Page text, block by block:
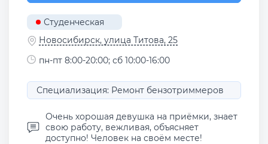
Студенческая
Новосибирск, улица Титова, 25
пн-пт 8:00-20:00; сб 10:00-16:00
Специализация: Ремонт бензотриммеров
Очень хорошая девушка на приёмки, знает
свою работу, вежливая, объясняет
доступно! Человек на своём месте!